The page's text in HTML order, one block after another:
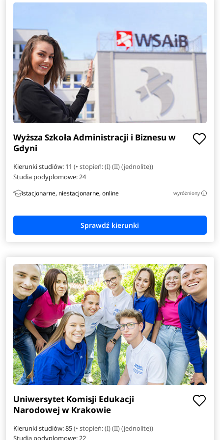
Stosunki międzynarodowe
Zarządzanie i inżynieria produkcji
Amerykanistyka
Analityka gospodarcza
Automatyka i robotyka
Bioinformatyka
Elektroradiologia
Filologia angielska
Filologia hiszpańska
Filologia włoska
Finance
Informatyka w biznesie
Inżynieria danych
Inżynieria i analiza danych
Wyższa Szkoła Administracji i Biznesu w
Gdyni
Kierunki studiów: 11(• stopień: (I) (II) (jednolite))
Studia podyplomowe:24
stacjonarne, niestacjonarne, online wyróżniony i
Uniwersytet Komisji Edukacji
Narodowej w Krakowie
Kierunki studiów: 85(• stopień: (I) (II) (jednolite))
Studia podyplomowe:22